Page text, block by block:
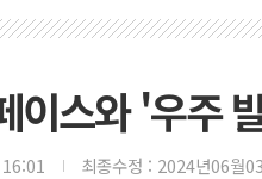
이스와 '우주
최종수정 : 2024년06월